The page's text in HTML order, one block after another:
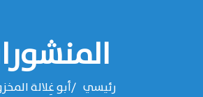
رئيسي ‌‌أبو غِلالة